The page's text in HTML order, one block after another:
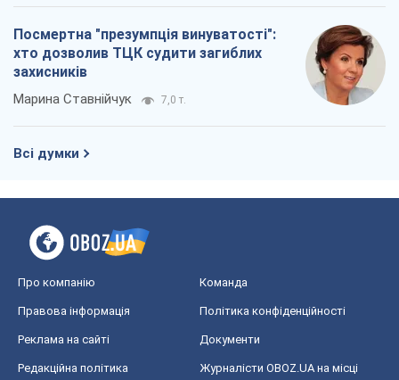
Посмертна "презумпція винуватості":
хто дозволив ТЦК судити загиблих
захисників
Марина Ставнійчук 7,0 т.
Всі думки
Про компанію Команда
Правова інформація Політика конфіденційності
Реклама на сайті Документи
Редакційна політика
Журналісти OBOZ.UA на місці